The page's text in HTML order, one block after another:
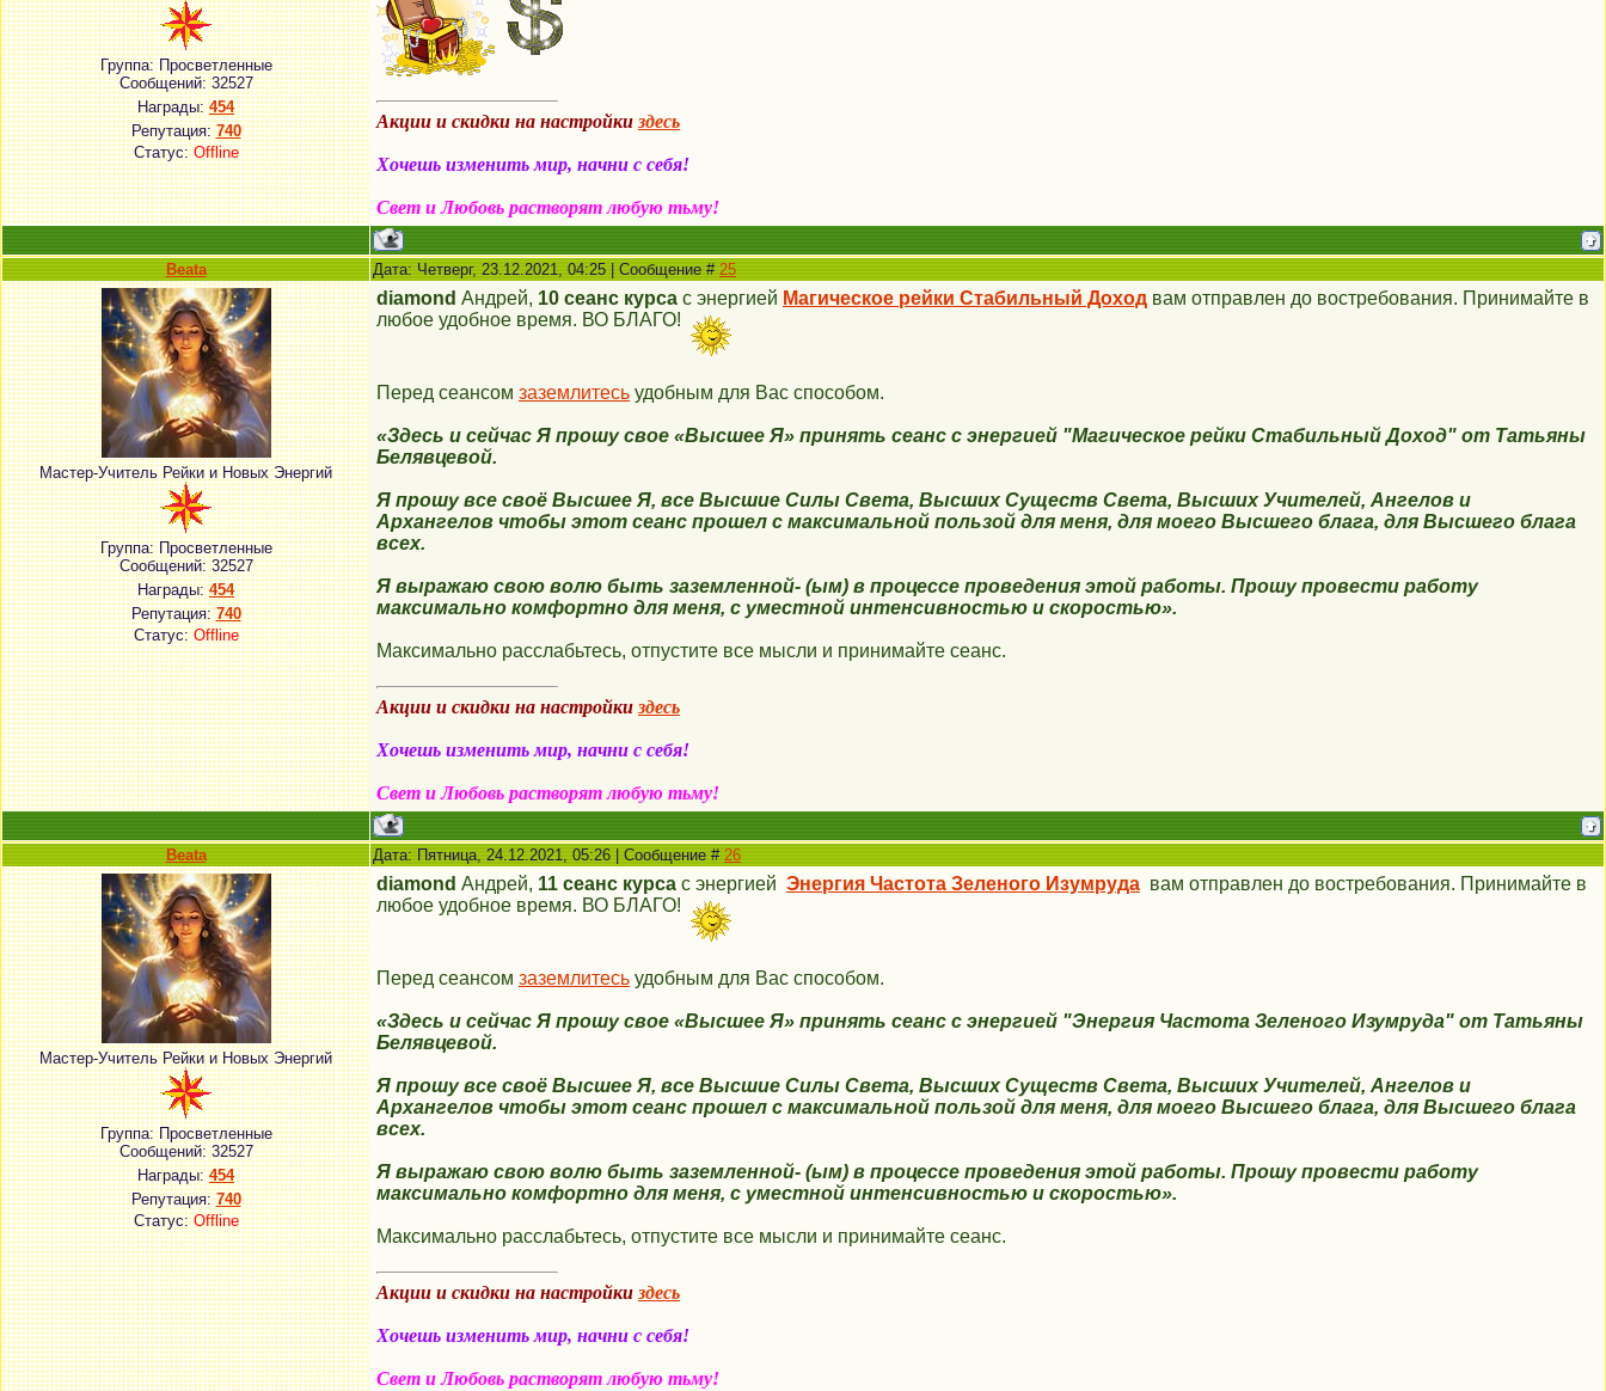
Группа: Просветленные
Сообщений:32527
Награды:454
Репутация:740
Статус:Offline
Акции и скидки на настройки здесь
Хочешь изменить мир, начни с себя!
Свет и Любовь растворят любую тьму!
Beata Дата: Четверг, 23.12.2021, 04:25 | Сообщение # 25
Мастер-Учитель Рейки и Новых Энергий
Группа: Просветленные
Сообщений:32527
Награды:454
Репутация:740
Статус:Offline
diamond Андрей, 10 сеанс курса с энергией Магическое рейки Стабильный Доход вам отправлен до востребования. Принимайте в
любое удобное время. ВО БЛАГО!
Перед сеансом заземлитесь удобным для Вас способом.
«Здесь и сейчас Я прошу свое «Высшее Я» принять сеанс с энергией "Магическое рейки Стабильный Доход" от Татьяны
Белявцевой.
Я прошу все своё Высшее Я, все Высшие Силы Света, Высших Существ Света, Высших Учителей, Ангелов и
Архангелов чтобы этот сеанс прошел с максимальной пользой для меня, для моего Высшего блага, для Высшего блага
всех.
Я выражаю свою волю быть заземленной- (ым) в процессе проведения этой работы. Прошу провести работу
максимально комфортно для меня, с уместной интенсивностью и скоростью».
Максимально расслабьтесь, отпустите все мысли и принимайте сеанс.
Акции и скидки на настройки здесь
Хочешь изменить мир, начни с себя!
Свет и Любовь растворят любую тьму!
Beata Дата: Пятница, 24.12.2021, 05:26 | Сообщение # 26
Мастер-Учитель Рейки и Новых Энергий
Группа: Просветленные
Сообщений:32527
Награды:454
Репутация:740
Статус:Offline
diamond Андрей, 11 сеанс курса с энергией Энергия Частота Зеленого Изумруда вам отправлен до востребования. Принимайте в
любое удобное время. ВО БЛАГО!
Перед сеансом заземлитесь удобным для Вас способом.
«Здесь и сейчас Я прошу свое «Высшее Я» принять сеанс с энергией "Энергия Частота Зеленого Изумруда" от Татьяны
Белявцевой.
Я прошу все своё Высшее Я, все Высшие Силы Света, Высших Существ Света, Высших Учителей, Ангелов и
Архангелов чтобы этот сеанс прошел с максимальной пользой для меня, для моего Высшего блага, для Высшего блага
всех.
Я выражаю свою волю быть заземленной- (ым) в процессе проведения этой работы. Прошу провести работу
максимально комфортно для меня, с уместной интенсивностью и скоростью».
Максимально расслабьтесь, отпустите все мысли и принимайте сеанс.
Акции и скидки на настройки здесь
Хочешь изменить мир, начни с себя!
Свет и Любовь растворят любую тьму!